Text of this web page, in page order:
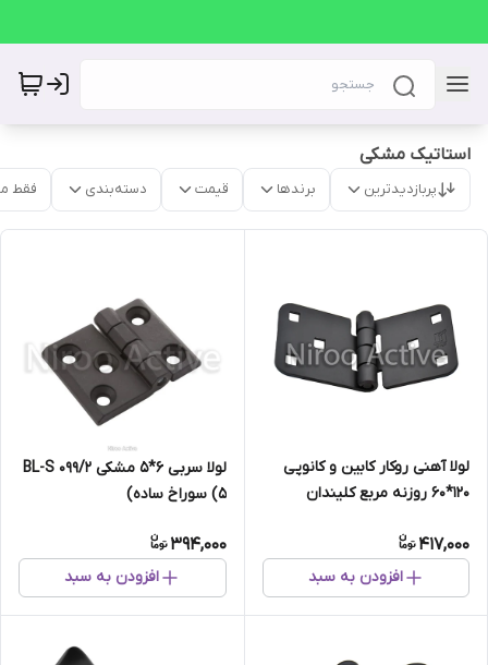
استاتیک مشکی
پربازدیدترین برندها قیمت دسته‌بندی فقط
لولا آهنی روکار کابین و کانوپی
۱۲۰*۶۰ روزنه مربع کلیندان
417,000
افزودن به سبد
لولا سربی ۶*۵ مشکی ۰۹۹/۲ BL-S
(۵ سوراخ ساده)
394,000
افزودن به سبد